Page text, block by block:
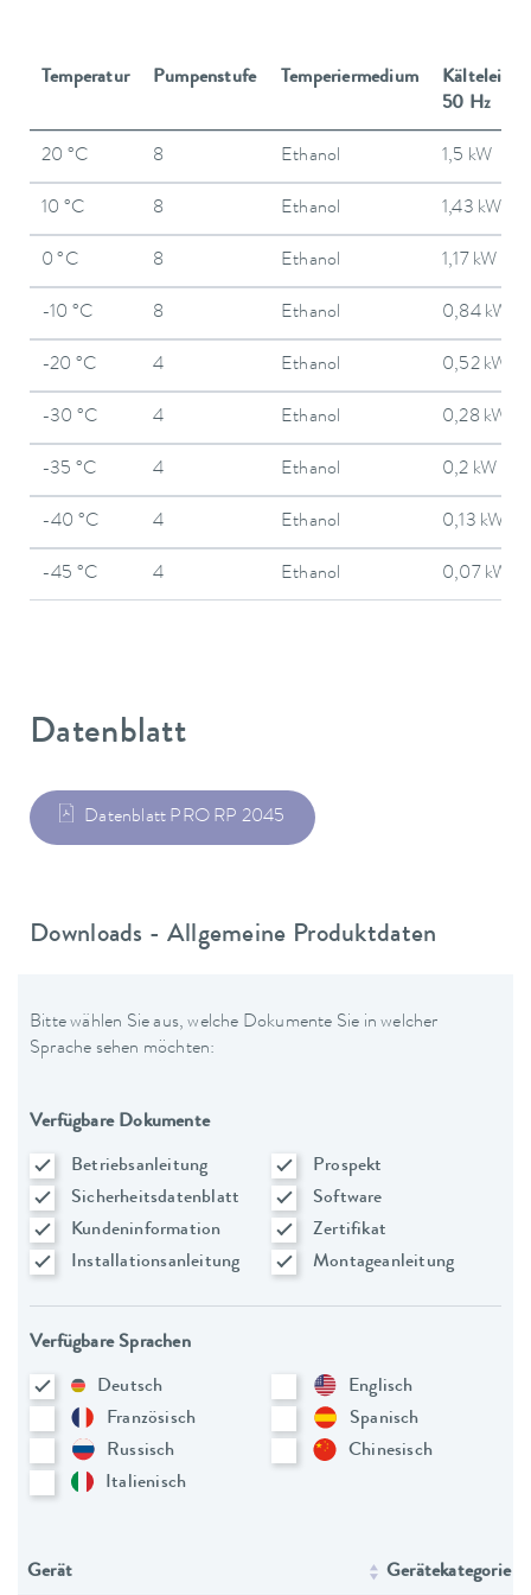
Temperatur Pumpenstufe Temperiermedium
50 Hz
20 °C 8 Ethanol 1,5 kW
10 °C 8 Ethanol 1,43 kW
0 °C 8 Ethanol 1,17 kW
-10 °C 8 Ethanol 0,84 kW
-20 °C 4 Ethanol 0,52 kW
-30 °C 4 Ethanol 0,28 kW
-35 °C 4 Ethanol 0,2 kW
-40 °C 4 Ethanol 0,13 kW
-45 °C 4 Ethanol 0,07 kW
Datenblatt
Datenblatt PRO RP 2045
Downloads - Allgemeine Produktdaten
Bitte wählen Sie aus, welche Dokumente Sie in welcher
Sprache sehen möchten:
Verfügbare Dokumente
Betriebsanleitung
Prospekt
Sicherheitsdatenblatt
Software
Kundeninformation
Zertifikat
Installationsanleitung
Montageanleitung
Verfügbare Sprachen
Deutsch
Englisch
Französisch
Spanisch
Russisch
Chinesisch
Italienisch
Gerät Gerätekategorie